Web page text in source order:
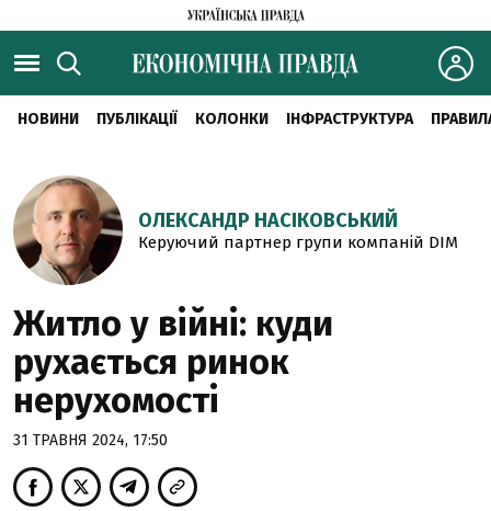
НОВИНИ ПУБЛІКАЦІЇ КОЛОНКИ ІНФРАСТРУКТУРА
ОЛЕКСАНДР НАСІКОВСЬКИЙ
Керуючий партнер групи компаній DIM
Житло у війні: куди
рухається ринок
нерухомості
31 ТРАВНЯ 2024, 17:50